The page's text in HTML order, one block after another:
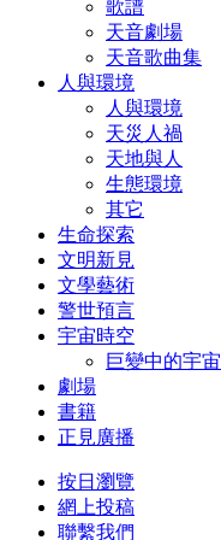
歌譜
天音劇場
天音歌曲集
人與環境
人與環境
天災人禍
天地與人
生態環境
其它
生命探索
文明新見
文學藝術
警世預言
宇宙時空
巨變中的宇宙
劇場
書籍
正見廣播
按日瀏覽
網上投稿
聯繫我們